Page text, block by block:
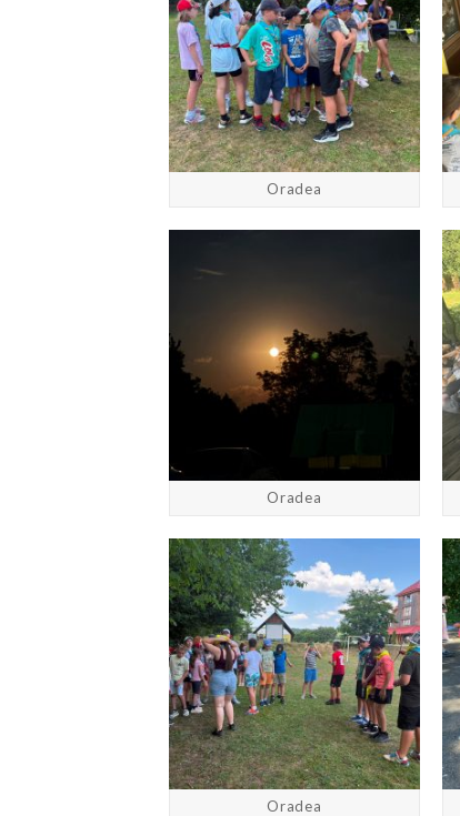
Oradea
Oradea
Oradea